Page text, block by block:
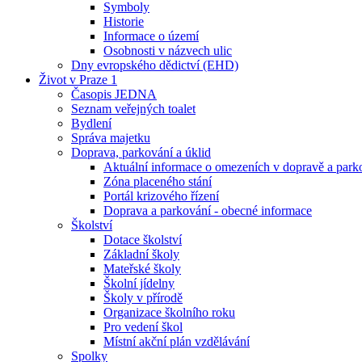
Symboly
Historie
Informace o území
Osobnosti v názvech ulic
Dny evropského dědictví (EHD)
Život v Praze 1
Časopis JEDNA
Seznam veřejných toalet
Bydlení
Správa majetku
Doprava, parkování a úklid
Aktuální informace o omezeních v dopravě a
Zóna placeného stání
Portál krizového řízení
Doprava a parkování - obecné informace
Školství
Dotace školství
Základní školy
Mateřské školy
Školní jídelny
Školy v přírodě
Organizace školního roku
Pro vedení škol
Místní akční plán vzdělávání
Spolky